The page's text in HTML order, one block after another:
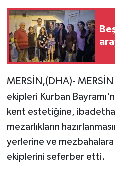
MERSİN,(DHA)-
ekipleri Kurban
kent estetiğine,
mezarlıkların
yerlerine ve
ekiplerini seferber etti.